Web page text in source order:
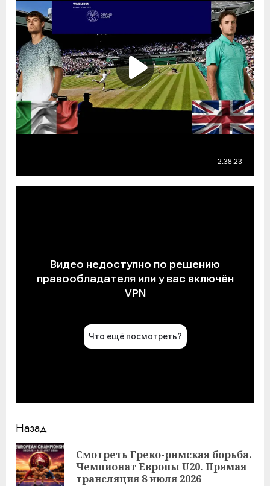
Продолжить
чтение
Назад
Смотреть Греко-римская борьба.
Чемпионат Европы U20. Прямая
трансляция 8 июля 2026